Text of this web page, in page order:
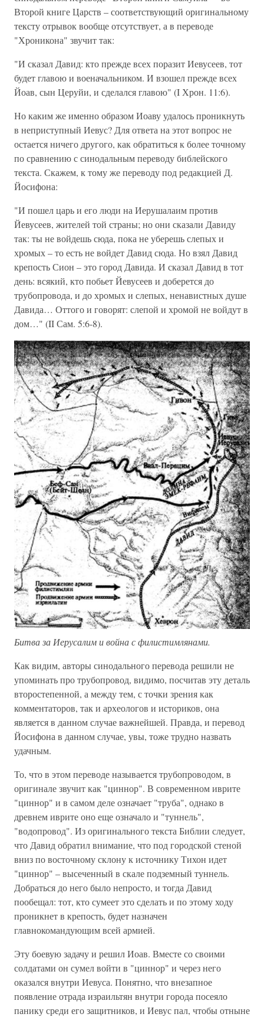
Второй книге Царств – соответствующий оригинальному
тексту отрывок вообще отсутствует, а в переводе
"Хроникона" звучит так:
"И сказал Давид: кто прежде всех поразит Иевусеев, тот
будет главою и военачальником. И взошел прежде всех
Йоав, сын Церуйи, и сделался главою" (I Хрон. 11:6).
Но каким же именно образом Иоаву удалось проникнуть
в неприступный Иевус? Для ответа на этот вопрос не
остается ничего другого, как обратиться к более точному
по сравнению с синодальным переводу библейского
текста. Скажем, к тому же переводу под редакцией Д.
Йосифона:
"И пошел царь и его люди на Иерушалаим против
Йевусеев, жителей той страны; но они сказали Давиду
так: ты не войдешь сюда, пока не уберешь слепых и
хромых – то есть не войдет Давид сюда. Но взял Давид
крепость Сион – это город Давида. И сказал Давид в тот
день: всякий, кто побьет Йевусеев и доберется до
трубопровода, и до хромых и слепых, ненавистных душе
Давида… Оттого и говорят: слепой и хромой не войдут в
дом…" (II Сам. 5:6-8).
Битва за Иерусалим и война с филистимлянами.
Как видим, авторы синодального перевода решили не
упоминать про трубопровод, видимо, посчитав эту деталь
второстепенной, а между тем, с точки зрения как
комментаторов, так и археологов и историков, она
является в данном случае важнейшей. Правда, и перевод
Йосифона в данном случае, увы, тоже трудно назвать
удачным.
То, что в этом переводе называется трубопроводом, в
оригинале звучит как "циннор". В современном иврите
"циннор" и в самом деле означает "труба", однако в
древнем иврите оно еще означало и "туннель",
"водопровод". Из оригинального текста Библии следует,
что Давид обратил внимание, что под городской стеной
вниз по восточному склону к источнику Тихон идет
"циннор" – высеченный в скале подземный туннель.
Добраться до него было непросто, и тогда Давид
пообещал: тот, кто сумеет это сделать и по этому ходу
проникнет в крепость, будет назначен
главнокомандующим всей армией.
Эту боевую задачу и решил Иоав. Вместе со своими
солдатами он сумел войти в "циннор" и через него
оказался внутри Иевуса. Понятно, что внезапное
появление отрада израильтян внутри города посеяло
панику среди его защитников, и Иевус пал, чтобы отныне